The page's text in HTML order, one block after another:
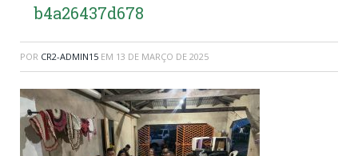
b4a26437d678
POR CR2-ADMIN15 EM 13 DE MARÇO DE 2025